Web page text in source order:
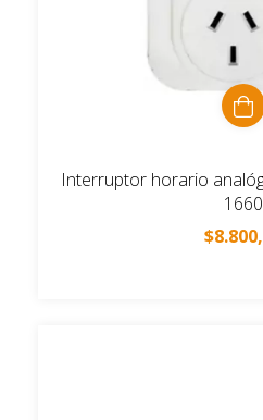
Interruptor horario
1660